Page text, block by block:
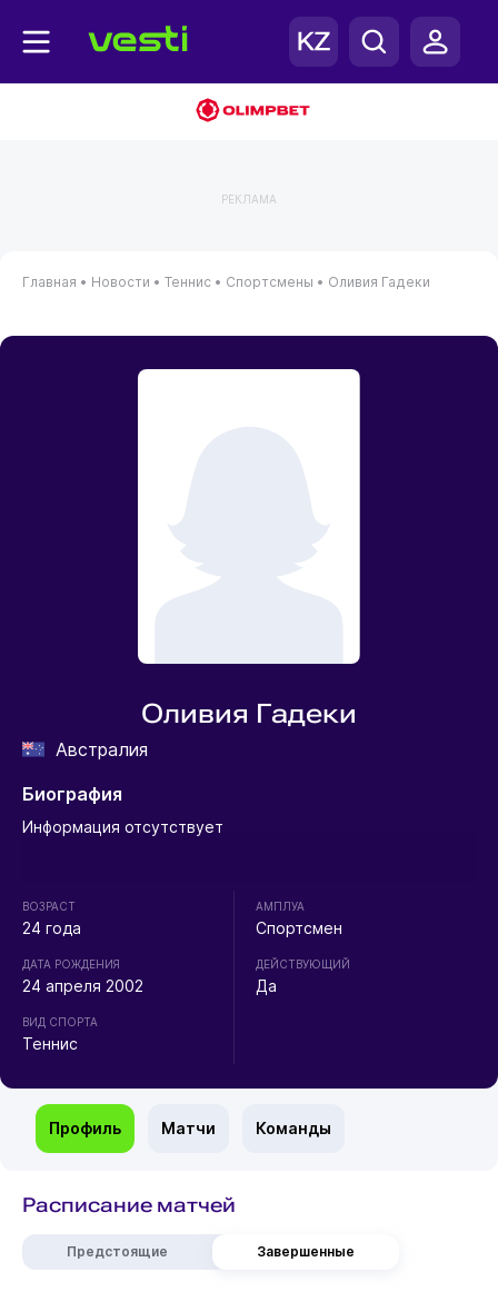
РЕКЛАМА
Главная • Новости • Теннис• Спортсмены • Оливия Гадеки
Оливия Гадеки
Австралия
Биография
Информация отсутствует
ВОЗРАСТ
24 года
ДАТА РОЖДЕНИЯ
24 апреля 2002
ВИД СПОРТА
Теннис
АМПЛУА
Спортсмен
ДЕЙСТВУЮЩИЙ
Да
Профиль Матчи Команды
Расписание матчей
Предстоящие Завершенные